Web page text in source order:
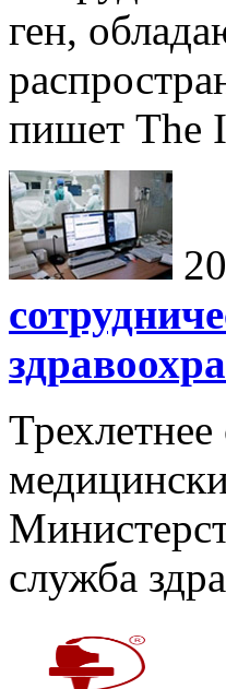
ген,
пишет The
служба